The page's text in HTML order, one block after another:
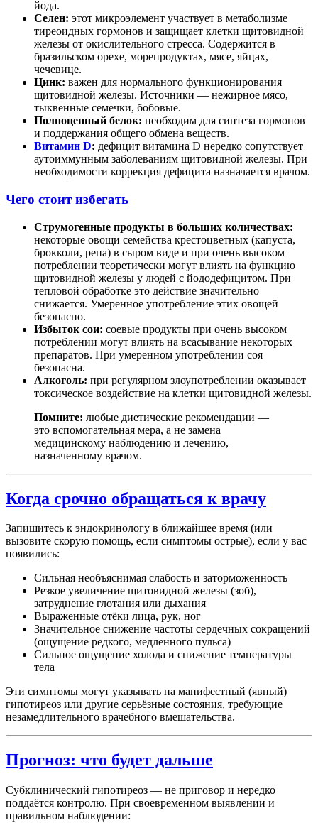
йода.
Селен: этот микроэлемент участвует в метаболизме
тиреоидных гормонов и защищает клетки щитовидной
железы от окислительного стресса. Содержится в
бразильском орехе, морепродуктах, мясе, яйцах,
чечевице.
Цинк: важен для нормального функционирования
щитовидной железы. Источники — нежирное мясо,
тыквенные семечки, бобовые.
Полноценный белок: необходим для синтеза гормонов
и поддержания общего обмена веществ.
Витамин D: дефицит витамина D нередко сопутствует
аутоиммунным заболеваниям щитовидной железы. При
необходимости коррекция дефицита назначается врачом.
Чего стоит избегать
Струмогенные продукты в больших количествах:
некоторые овощи семейства крестоцветных (капуста,
брокколи, репа) в сыром виде и при очень высоком
потреблении теоретически могут влиять на функцию
щитовидной железы у людей с йододефицитом. При
тепловой обработке это действие значительно
снижается. Умеренное употребление этих овощей
безопасно.
Избыток сои: соевые продукты при очень высоком
потреблении могут влиять на всасывание некоторых
препаратов. При умеренном употреблении соя
безопасна.
Алкоголь: при регулярном злоупотреблении оказывает
токсическое воздействие на клетки щитовидной железы.
Помните: любые диетические рекомендации —
это вспомогательная мера, а не замена
медицинскому наблюдению и лечению,
назначенному врачом.
Когда срочно обращаться к врачу
Запишитесь к эндокринологу в ближайшее время (или
вызовите скорую помощь, если симптомы острые), если у вас
появились:
Сильная необъяснимая слабость и заторможенность
Резкое увеличение щитовидной железы (зоб),
затруднение глотания или дыхания
Выраженные отёки лица, рук, ног
Значительное снижение частоты сердечных сокращений
(ощущение редкого, медленного пульса)
Сильное ощущение холода и снижение температуры
тела
Эти симптомы могут указывать на манифестный (явный)
гипотиреоз или другие серьёзные состояния, требующие
незамедлительного врачебного вмешательства.
Прогноз: что будет дальше
Субклинический гипотиреоз — не приговор и нередко
поддаётся контролю. При своевременном выявлении и
правильном наблюдении: